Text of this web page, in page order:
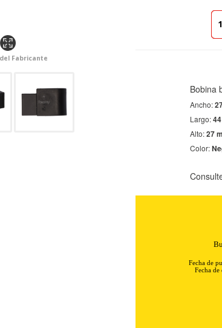
Fabricante
Bobina
Ancho:
Largo:
Alto:27
Color:
Fecha de
Fecha
que el sitio web funcione y no se pueden desactivar
sobre estas cookies, pero alguna áreas del sitio no